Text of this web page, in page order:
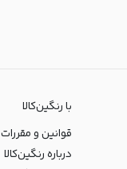
با رنگین‌کالا
قوانین و مقررات
درباره رنگین‌کالا